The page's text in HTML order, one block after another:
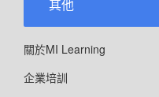
其他
關於MI Learning
企業培訓